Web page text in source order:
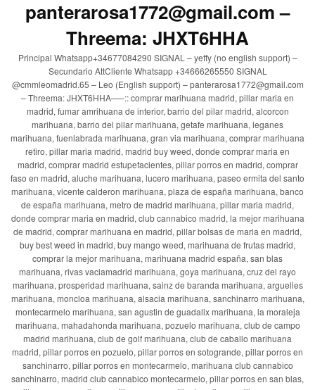
panterarosa1772@gmail.com –
Threema: JHXT6HHA
Principal Whatsapp+34677084290 SIGNAL – yeffy (no english support) –
Secundario AttCliente Whatsapp +34666265550 SIGNAL
@cmmleomadrid.65 – Leo (English support) – panterarosa1772@gmail.com
– Threema: JHXT6HHA—–:: comprar marihuana madrid, pillar maria en
madrid, fumar amrihuana de interior, barrio del pilar madrid, alcorcon
marihuana, barrio del pilar marihuana, getafe marihuana, leganes
marihuana, fuenlabrada marihuana, gran via marihuana, comprar marihuana
retiro, pillar maria madrid, madrid buy weed, donde comprar maria en
madrid, comprar madrid estupefacientes, pillar porros en madrid, comprar
faso en madrid, aluche marihuana, lucero marihuana, paseo ermita del santo
marihuana, vicente calderon marihuana, plaza de españa marihuana, banco
de españa marihuana, metro de madrid marihuana, pillar maria madrid,
donde comprar maria en madrid, club cannabico madrid, la mejor marihuana
de madrid, comprar marihuana en madrid, pillar bolsas de maria en madrid,
buy best weed in madrid, buy mango weed, marihuana de frutas madrid,
comprar la mejor marihuana, marihuana madrid españa, san blas
marihuana, rivas vaciamadrid marihuana, goya marihuana, cruz del rayo
marihuana, prosperidad marihuana, sainz de baranda marihuana, arguelles
marihuana, moncloa marihuana, alsacia marihuana, sanchinarro marihuana,
montecarmelo marihuana, san agustin de guadalix marihuana, la moraleja
marihuana, mahadahonda marihuana, pozuelo marihuana, club de campo
madrid marihuana, club de golf marihuana, club de caballo marihuana
madrid, pillar porros en pozuelo, pillar porros en sotogrande, pillar porros en
sanchinarro, pillar porros en montecarmelo, marihuana club cannabico
sanchinarro, madrid club cannabico montecarmelo, pillar porros en san blas,